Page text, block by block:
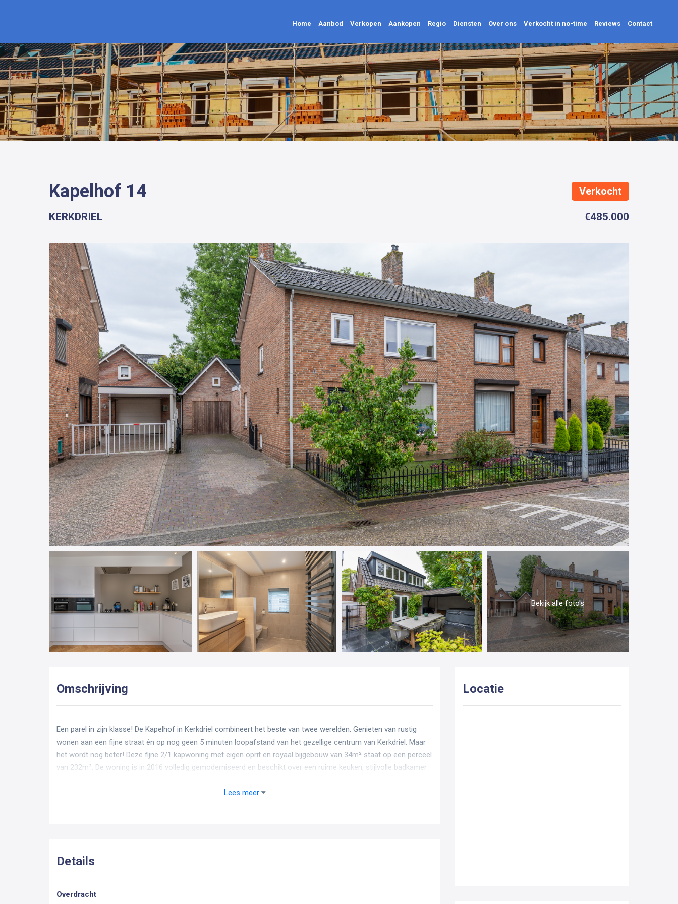
Verkopen Aankopen Regio
Home Aanbod Verkopen Aankopen Regio Diensten Over ons Verkocht in no-time Reviews Contact
Kapelhof 14 Verkocht
KERKDRIEL €485.000
Bekijk alle foto's
Omschrijving
Een parel in zijn klasse! De Kapelhof in Kerkdriel combineert het beste van twee werelden. Genieten van rustig
wonen aan een fijne straat én op nog geen 5 minuten loopafstand van het gezellige centrum van Kerkdriel. Maar
het wordt nog beter! Deze fijne 2/1 kapwoning met eigen oprit en royaal bijgebouw van 34m² staat op een perceel
van 232m². De woning is in 2016 volledig gemoderniseerd en beschikt over een ruime keuken, stijlvolle badkamer
zonnepanelen woon je hier bovendien energiezuinig! Kortom: een ideale basis voor jarenlang comfortabel
Begane grond:
Bij aankomst valt direct de charme van deze woning op. De woning is met aandacht gebouwd; vooral het fraaie
metselwerk met visgraatmotief rondom de kozijnen springt meteen in het oog.
Lees meer
Details
Overdracht
Locatie